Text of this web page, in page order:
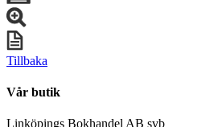
Tillbaka
Vår butik
Linköpings Bokhandel AB svb